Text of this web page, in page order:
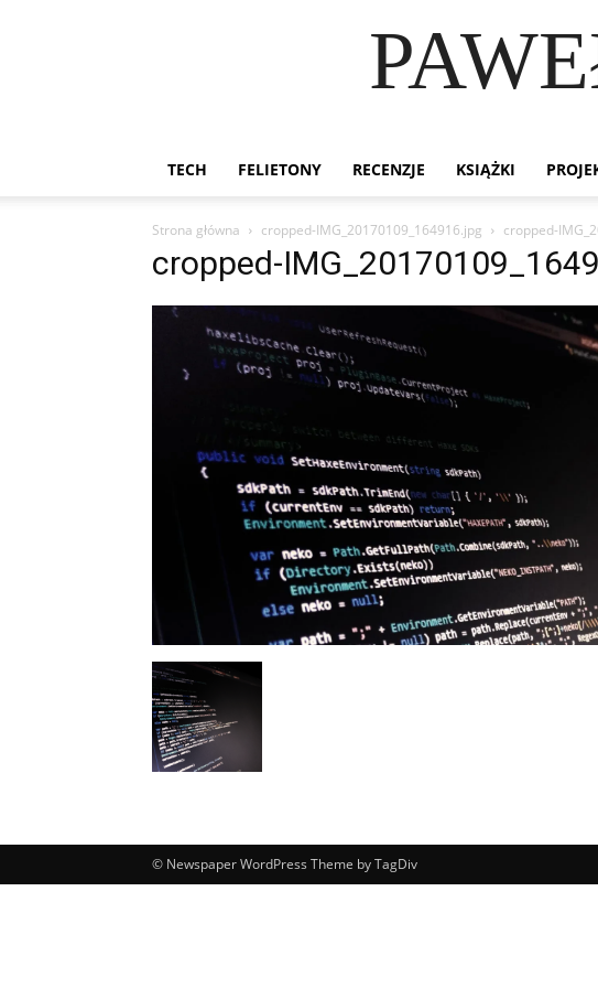
TECH FELIETONY RECENZJE KSIĄŻKI
Strona główna cropped-IMG_20170109_164916.jpg cropped-
cropped-
© Newspaper WordPress Theme by TagDiv